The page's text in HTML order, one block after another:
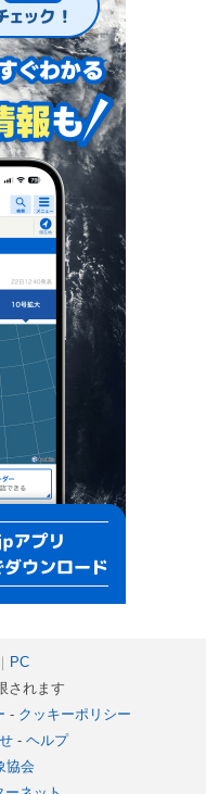
PC
されます
- クッキーポリシー
- ヘルプ
協会